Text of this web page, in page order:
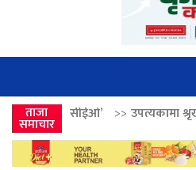
ताजा
समाचार
उपत्यकामा श्रृंखलाबद्ध सिक्री लुट्ने